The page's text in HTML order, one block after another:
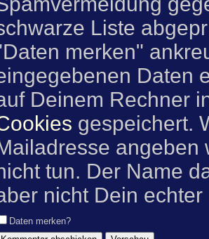
Liste
merken"
Daten
Deinem Rechner
gespeichert.
angeben
tun. Der Name
nicht Dein
Daten merken?